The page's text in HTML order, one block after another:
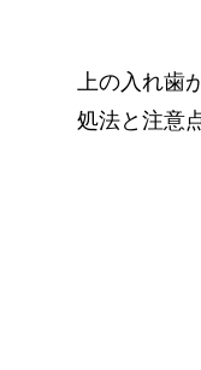
上の入れ歯
処法と注意